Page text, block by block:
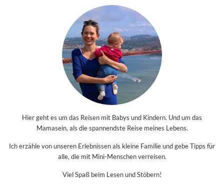
Hier geht es um das Reisen mit Babys und Kindern. Und um das
Mamasein, als die spannendste Reise meines Lebens.
Ich erzähle von unseren Erlebnissen als kleine Familie und gebe Tipps für
alle, die mit Mini-Menschen verreisen.
Viel Spaß beim Lesen und Stöbern!